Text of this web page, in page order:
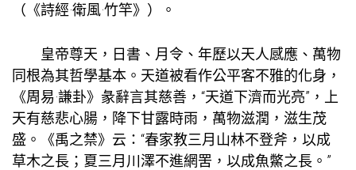
（《詩經·衛風·竹竿》）。
皇帝尊天，日書、月令、年歷以天人感應、萬物
同根為其哲學基本。天道被看作公平客不雅的化身，
《周易·謙卦》彖辭言其慈善，“天道下濟而光亮”，上
天有慈悲心腸，降下甘露時雨，萬物滋潤，滋生茂
盛。《禹之禁》云：“春家教三月山林不登斧，以成
草木之長；夏三月川澤不進網罟，以成魚鱉之長。”